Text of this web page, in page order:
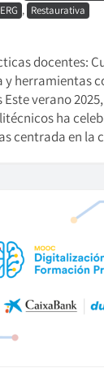
ERG , Restaurativa
docentes:
y herramientas
verano
ha
centrada en la